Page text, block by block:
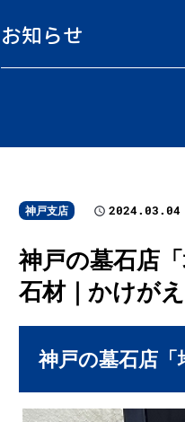
お知らせ
神戸支店 2024.03.04
神戸の墓石店
石材｜かけが
神戸の墓石店